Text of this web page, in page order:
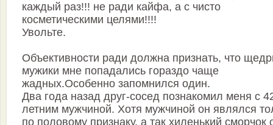
каждый раз!!! не ради кайфа, а с чисто
косметическими целями!!!!
Увольте.
Объективности ради должна признать, что
мужики мне попадались гораздо чаще
жадных.Особенно запомнился один.
Два года назад друг-сосед познакомил меня с
летним мужчиной. Хотя мужчиной он являлся
по половому признаку, а так хиленький сморчок